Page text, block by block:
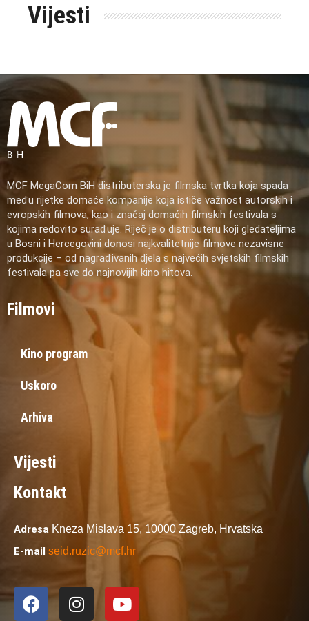
Vijesti
MCF MegaCom BiH distributerska je filmska tvrtka koja spada
među rijetke domaće kompanije koja ističe važnost autorskih i
evropskih filmova, kao i značaj domaćih filmskih festivala s
kojima redovito surađuje. Riječ je o distributeru koji gledateljima
u Bosni i Hercegovini donosi najkvalitetnije filmove nezavisne
produkcije – od nagrađivanih djela s najvećih svjetskih filmskih
festivala pa sve do najnovijih kino hitova.
Filmovi
Kino program
Uskoro
Arhiva
Vijesti
Kontakt
Adresa Kneza Mislava 15, 10000 Zagreb, Hrvatska
E-mail seid.ruzic@mcf.hr